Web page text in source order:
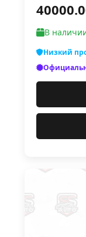
В
Низкий